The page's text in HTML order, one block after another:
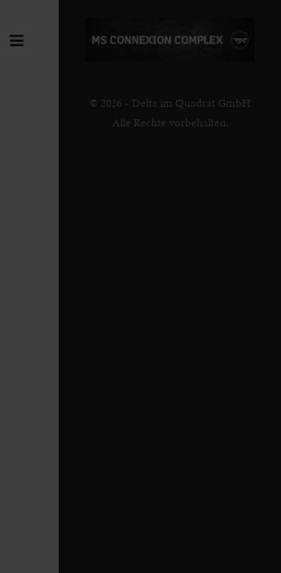
© 2026 - Delta im Quadrat GmbH
Alle Rechte vorbehalten.